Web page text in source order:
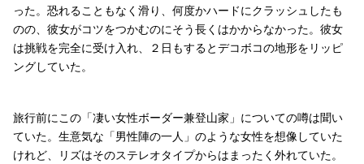
った。恐れることもなく滑り、何度かハードにクラッシュしたも
のの、彼女がコツをつかむのにそう長くはかからなかった。彼女
は挑戦を完全に受け入れ、２日もするとデコボコの地形をリッピ
ングしていた。
旅行前にこの「凄い女性ボーダー兼登山家」についての噂は聞い
ていた。生意気な「男性陣の一人」のような女性を想像していた
けれど、リズはそのステレオタイプからはまったく外れていた。